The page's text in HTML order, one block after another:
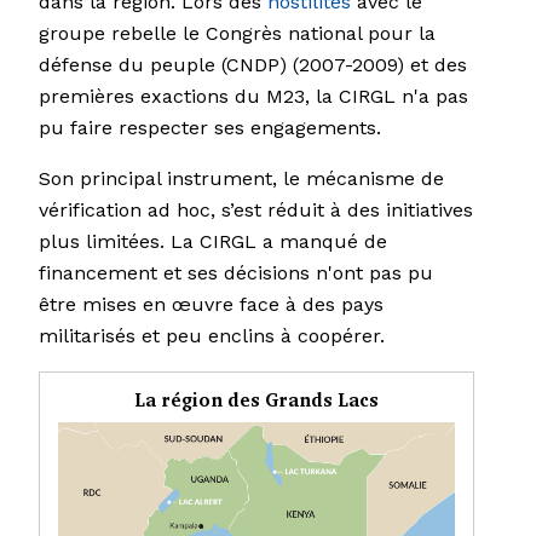
groupe rebelle le Congrès national pour la
défense du peuple (CNDP) (2007-2009) et des
premières exactions du M23, la CIRGL n'a pas
pu faire respecter ses engagements.
Son principal instrument, le mécanisme de
vérification ad hoc, s’est réduit à des initiatives
plus limitées. La CIRGL a manqué de
financement et ses décisions n'ont pas pu
être mises en œuvre face à des pays
militarisés et peu enclins à coopérer.
La région des Grands Lacs